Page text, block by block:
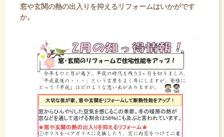
窓や玄関の熱の出入りを抑えるリフォームはいかがです
か。